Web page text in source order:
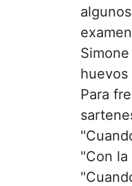
huevos
Para
"Con